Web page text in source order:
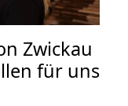
Zwickau
für uns